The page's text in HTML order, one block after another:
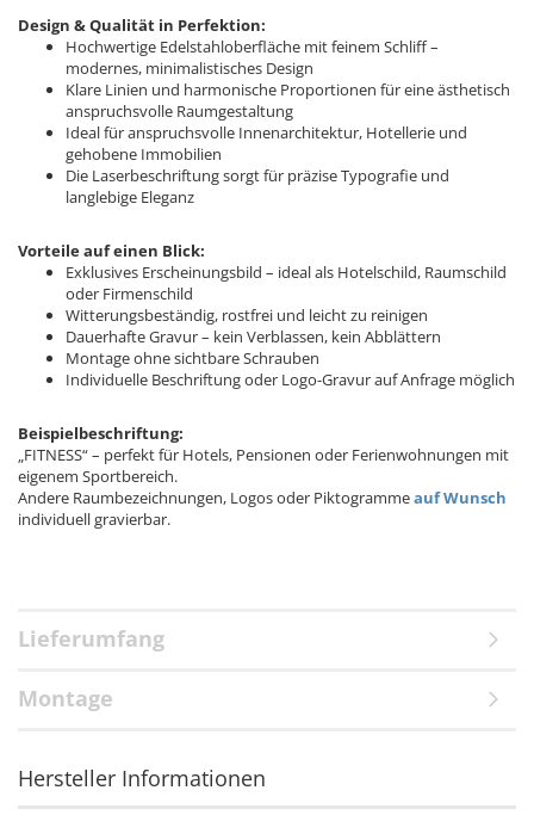
Design & Qualität in Perfektion:
Hochwertige Edelstahloberfläche mit feinem Schliff –
modernes, minimalistisches Design
Klare Linien und harmonische Proportionen für eine ästhetisch
anspruchsvolle Raumgestaltung
Ideal für anspruchsvolle Innenarchitektur, Hotellerie und
gehobene Immobilien
Die Laserbeschriftung sorgt für präzise Typografie und
langlebige Eleganz
Vorteile auf einen Blick:
Exklusives Erscheinungsbild – ideal als Hotelschild, Raumschild
oder Firmenschild
Witterungsbeständig, rostfrei und leicht zu reinigen
Dauerhafte Gravur – kein Verblassen, kein Abblättern
Montage ohne sichtbare Schrauben
Individuelle Beschriftung oder Logo-Gravur auf Anfrage möglich
Beispielbeschriftung:
„FITNESS“ – perfekt für Hotels, Pensionen oder Ferienwohnungen mit
eigenem Sportbereich.
Andere Raumbezeichnungen, Logos oder Piktogrammeauf Wunsch
individuell gravierbar.
Lieferumfang
Montage
Hersteller Informationen